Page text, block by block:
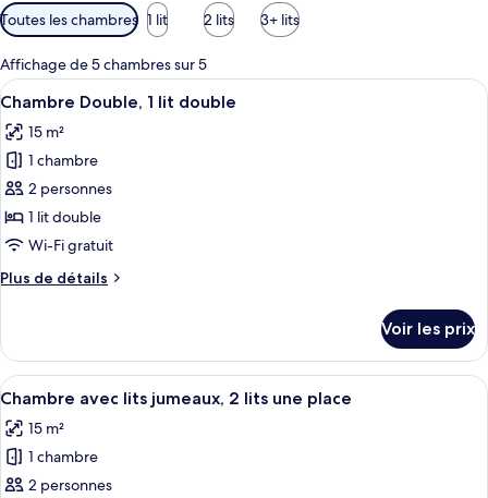
Filtres
disponibles
pour
les
chambres
Toutes les chambres 1 lit 2 lits 3+ lits
Affichage de 5 chambres sur 5
Afficher
toutes
les
photos
pour
ce
type
chambre :
lit
double
Une chambre d’hôtel comprenant
5
Chambre Double, 1 lit double
15 m²
1 chambre
2 personnes
1 lit double
Wi-Fi gratuit
Plus de détails
Plus
le
type
de
Chambre
Double,
lit
Voir les prix
Afficher
toutes
les
photos
pour
Une chambre d’hôtel avec deux
6
Chambre avec lits jumeaux, 2 lits une place
15 m²
1 chambre
2 personnes